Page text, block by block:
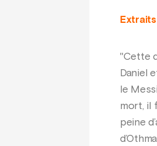
Extraits
"Cette
Daniel
le
mort, il
peine